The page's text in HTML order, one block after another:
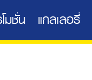
มชั่น แกลเลอรี่